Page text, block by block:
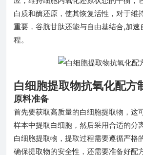
白质和酶还原，使其恢复活性，对于维
重要，谷胱甘肽还能与自由基结合,加速
程。
白细胞提取物抗氧化配方
原料准备
首先要获取高质量的白细胞提取物，这
样本中提取白细胞，然后采用合适的分
白细胞提取物，提取过程需要遵循严格
确保提取物的安全性，还需要准备好配